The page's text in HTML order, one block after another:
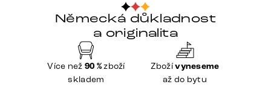
Německá důkladnost
a originalita
Více než 90 %zboží
skladem
Zbožívyneseme
až do bytu